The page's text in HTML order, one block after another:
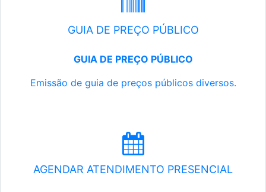
GUIA DE PREÇO PÚBLICO
GUIA DE PREÇO PÚBLICO
Emissão de guia de preços públicos diversos.
AGENDAR ATENDIMENTO PRESENCIAL